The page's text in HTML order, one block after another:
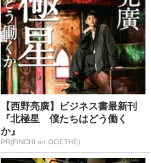
【西野亮廣】ビジネス書最新刊
『北極星 僕たちはどう働く
か』
PR(FINCHI on GOETHE)